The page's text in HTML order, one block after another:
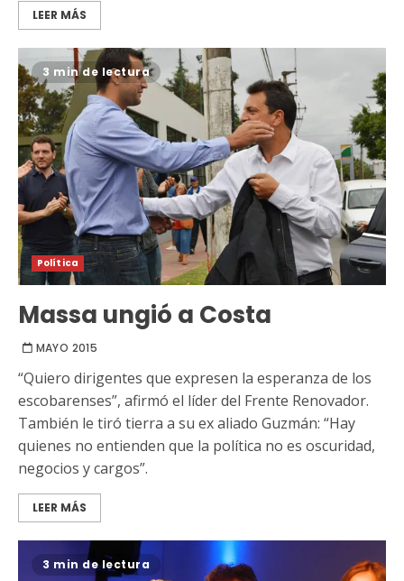
LEER MÁS
3 min de lectura
Política
Massa ungió a Costa
MAYO 2015
“Quiero dirigentes que expresen la esperanza de los
escobarenses”, afirmó el líder del Frente Renovador.
También le tiró tierra a su ex aliado Guzmán: “Hay
quienes no entienden que la política no es oscuridad,
negocios y cargos”.
LEER MÁS
3 min de lectura